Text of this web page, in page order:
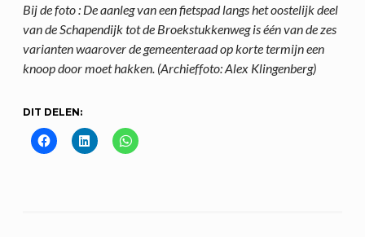
Bij de foto : De aanleg van een fietspad langs het oostelijk deel
van de Schapendijk tot de Broekstukkenweg is één van de zes
varianten waarover de gemeenteraad op korte termijn een
knoop door moet hakken. (Archieffoto: Alex Klingenberg)
DIT DELEN: